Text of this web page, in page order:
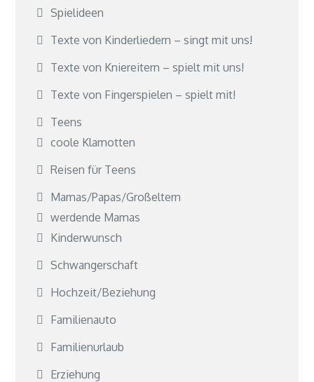
Spielideen
Texte von Kinderliedern – singt mit uns!
Texte von Kniereitern – spielt mit uns!
Texte von Fingerspielen – spielt mit!
Teens
coole Klamotten
Reisen für Teens
Mamas/Papas/Großeltern
werdende Mamas
Kinderwunsch
Schwangerschaft
Hochzeit/Beziehung
Familienauto
Familienurlaub
Erziehung